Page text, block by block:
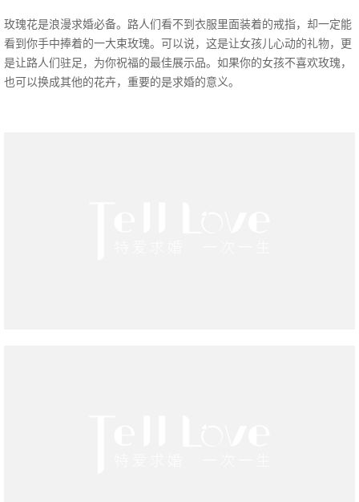
玫瑰花是浪漫求婚必备。路人们看不到衣服里面装着的戒指，却一定能
看到你手中捧着的一大束玫瑰。可以说，这是让女孩儿心动的礼物，更
是让路人们驻足，为你祝福的最佳展示品。如果你的女孩不喜欢玫瑰，
也可以换成其他的花卉，重要的是求婚的意义。